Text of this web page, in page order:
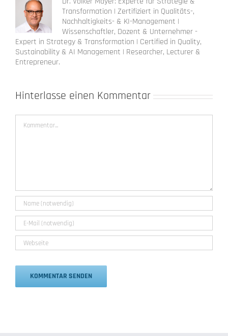
Transformation | Zertifiziert in Qualitäts-,
Nachhaltigkeits- & KI-Management |
Wissenschaftler, Dozent & Unternehmer -
Expert in Strategy & Transformation | Certified in Quality,
Sustainability & AI Management | Researcher, Lecturer &
Entrepreneur.
Hinterlasse einen Kommentar